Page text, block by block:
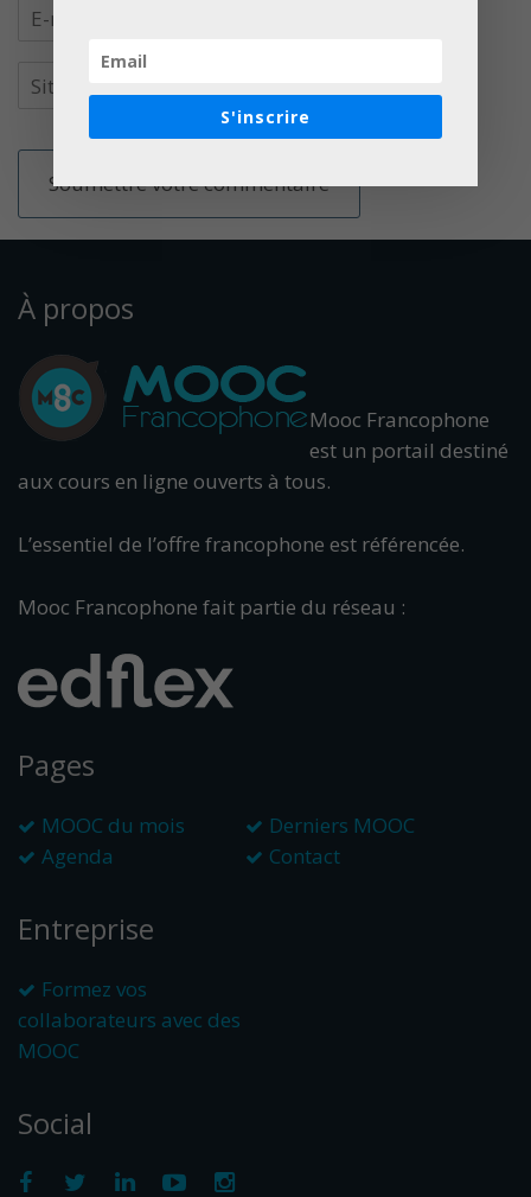
À propos
Mooc Francophone
est un portail destiné
aux cours en ligne ouverts à tous.
L’essentiel de l’offre francophone est référencée.
Mooc Francophone fait partie du réseau :
Pages
MOOC du mois
Derniers MOOC
Agenda
Contact
Entreprise
Formez vos
collaborateurs avec des
MOOC
Social
S'inscrire